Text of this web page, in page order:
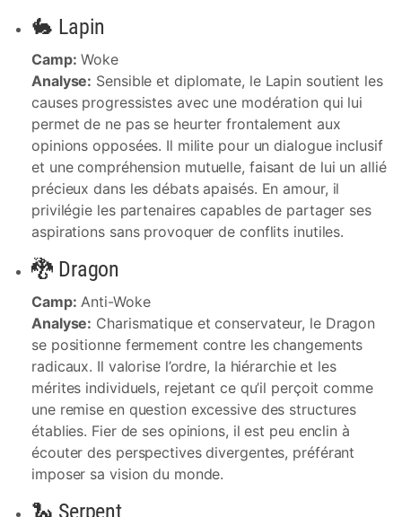
🐇 Lapin
Camp: Woke
Analyse: Sensible et diplomate, le Lapin soutient les
causes progressistes avec une modération qui lui
permet de ne pas se heurter frontalement aux
opinions opposées. Il milite pour un dialogue inclusif
et une compréhension mutuelle, faisant de lui un allié
précieux dans les débats apaisés. En amour, il
privilégie les partenaires capables de partager ses
aspirations sans provoquer de conflits inutiles.
🐉 Dragon
Camp: Anti-Woke
Analyse: Charismatique et conservateur, le Dragon
se positionne fermement contre les changements
radicaux. Il valorise l’ordre, la hiérarchie et les
mérites individuels, rejetant ce qu’il perçoit comme
une remise en question excessive des structures
établies. Fier de ses opinions, il est peu enclin à
écouter des perspectives divergentes, préférant
imposer sa vision du monde.
🐍 Serpent